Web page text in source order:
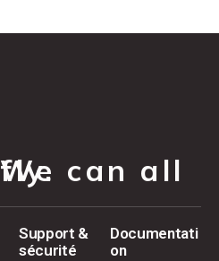
We can all fly.
Support &
sécurité
Documentati
on